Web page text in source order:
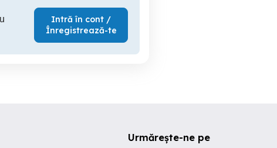
Intră în cont /
Înregistrează-te
Urmărește-ne pe